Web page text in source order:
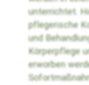
unterrichtet.
pflegerische
und
Körperpflege
erworben